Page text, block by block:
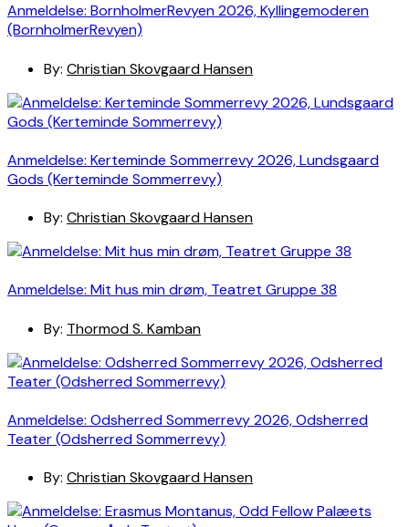
Anmeldelse: BornholmerRevyen 2026, Kyllingemoderen
(BornholmerRevyen)
By: Christian Skovgaard Hansen
Anmeldelse: Kerteminde Sommerrevy 2026, Lundsgaard
Gods (Kerteminde Sommerrevy)
By: Christian Skovgaard Hansen
Anmeldelse: Mit hus min drøm, Teatret Gruppe 38
By: Thormod S. Kamban
Anmeldelse: Odsherred Sommerrevy 2026, Odsherred
Teater (Odsherred Sommerrevy)
By: Christian Skovgaard Hansen